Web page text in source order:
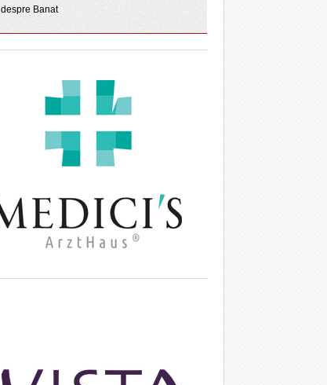
despre Banat